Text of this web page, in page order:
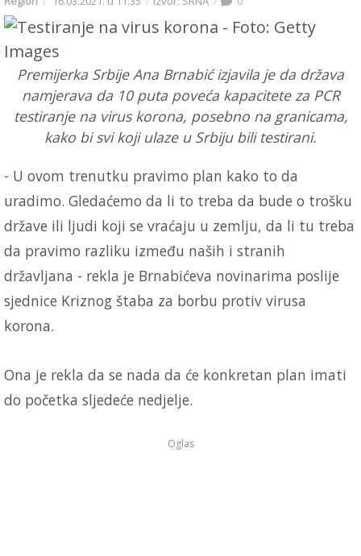
Premijerka Srbije Ana Brnabić izjavila je da država
namjerava da 10 puta poveća kapacitete za PCR
testiranje na virus korona, posebno na granicama,
kako bi svi koji ulaze u Srbiju bili testirani.
- U ovom trenutku pravimo plan kako to da
uradimo. Gledaćemo da li to treba da bude o trošku
države ili ljudi koji se vraćaju u zemlju, da li tu treba
da pravimo razliku između naših i stranih
državljana - rekla je Brnabićeva novinarima poslije
sjednice Kriznog štaba za borbu protiv virusa
korona.
Ona je rekla da se nada da će konkretan plan imati
do početka sljedeće nedjelje.
Oglas